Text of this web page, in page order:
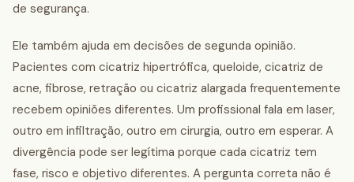
de segurança.
Ele também ajuda em decisões de segunda opinião.
Pacientes com cicatriz hipertrófica, queloide, cicatriz de
acne, fibrose, retração ou cicatriz alargada frequentemente
recebem opiniões diferentes. Um profissional fala em laser,
outro em infiltração, outro em cirurgia, outro em esperar. A
divergência pode ser legítima porque cada cicatriz tem
fase, risco e objetivo diferentes. A pergunta correta não é